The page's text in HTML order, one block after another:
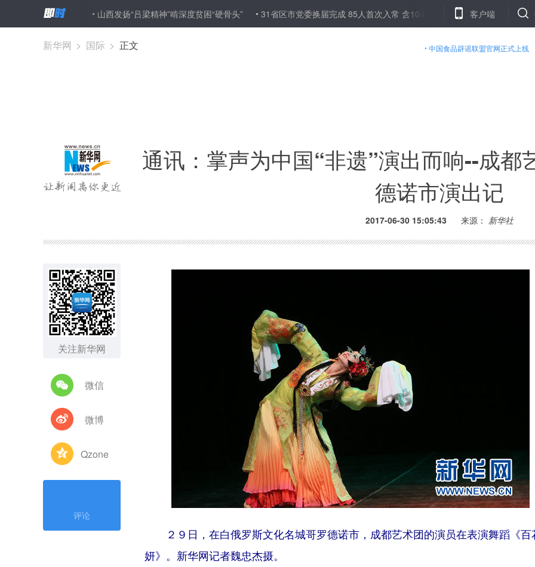
就展侧记 山西发扬“吕梁精神”啃深度贫困“硬骨头” 31省区市党委换届完成 85人首次入常 含10名女干部 湘江干流水位全线超警
客户端
中国食品辟谣联盟官网正式上线
新华网 > 国际 > 正文
通讯：掌声为中国“非遗”演出而响--成都
德诺市演出记
2017-06-30 15:05:43 来源： 新华社
关注新华网
微信
微博
Qzone
评论
２９日，在白俄罗斯文化名城哥罗德诺市，成都艺术团的演员在表演舞蹈《百
妍》。新华网记者魏忠杰摄。